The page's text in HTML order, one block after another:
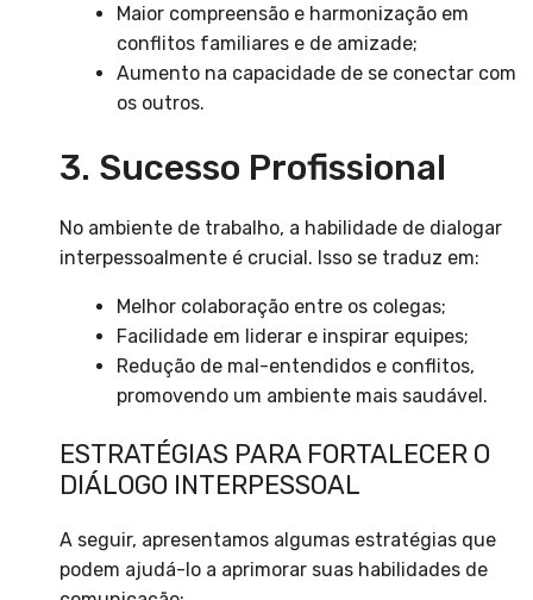
Maior compreensão e harmonização em
conflitos familiares e de amizade;
Aumento na capacidade de se conectar com
os outros.
3. Sucesso Profissional
No ambiente de trabalho, a habilidade de dialogar
interpessoalmente é crucial. Isso se traduz em:
Melhor colaboração entre os colegas;
Facilidade em liderar e inspirar equipes;
Redução de mal-entendidos e conflitos,
promovendo um ambiente mais saudável.
ESTRATÉGIAS PARA FORTALECER O
DIÁLOGO INTERPESSOAL
A seguir, apresentamos algumas estratégias que
podem ajudá-lo a aprimorar suas habilidades de